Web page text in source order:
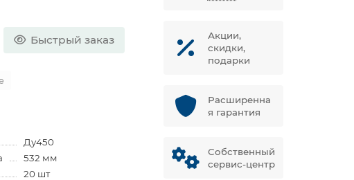
Быстрый заказ
Ду450
532 мм
20 шт
Акции,
скидки,
подарки
Расширенна
я гарантия
Собственный
сервис-центр